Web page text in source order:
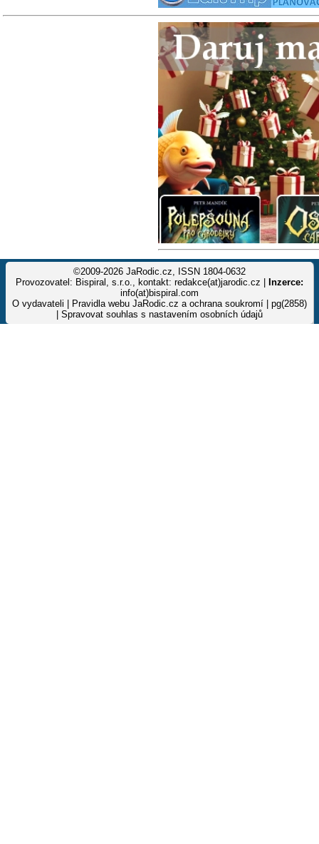
©2009-2026 JaRodic.cz, ISSN 1804-0632
Provozovatel: Bispiral, s.r.o., kontakt: redakce(at)jarodic.cz |
Inzerce:
info(at)bispiral.com
O vydavateli
Pravidla webu JaRodic.cz a ochrana soukromí | pg(2858)
Spravovat souhlas s nastavením osobních údajů